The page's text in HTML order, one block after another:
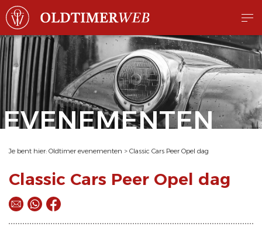
EVENEMENTEN
Je bent hier: Oldtimer evenementen > Classic Cars Peer Opel dag
Classic Cars Peer Opel dag